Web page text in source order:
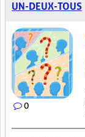
UN-DEUX-TOUS
0